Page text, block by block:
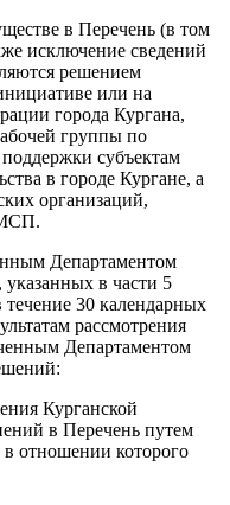
в Перечень (в том
исключение сведений
решением
или на
города Кургана,
группы по
субъектам
в городе Кургане, а
организаций,
Департаментом
в части 5
течение 30 календарных
рассмотрения
Департаментом
Курганской
в Перечень путем
отношении которого